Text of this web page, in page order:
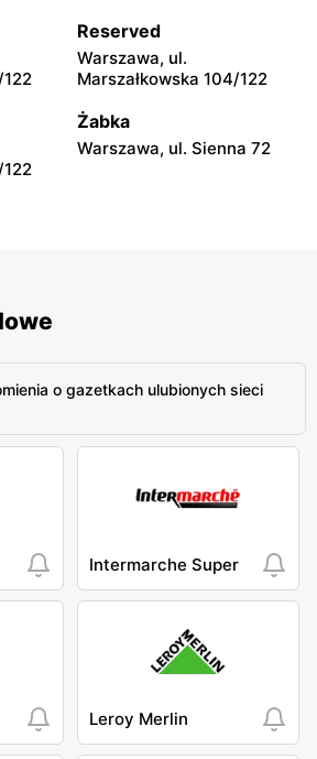
Jarosław, ul. Pełkińska 147
moje sklepy
Reserved
Warszawa, ul.
Marszałkowska 104/122
Żabka
Warszawa, ul. Sienna 72
o gazetkach ulubionych sieci
Intermarche Super
Leroy Merlin